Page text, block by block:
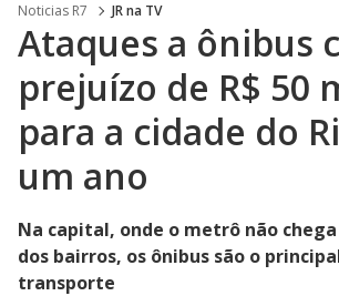
Noticias R7 JR na TV
Ataques a ônibus
prejuízo de R$ 50
para a cidade do
um ano
Na capital, onde o metrô não
dos bairros, os ônibus são o
transporte